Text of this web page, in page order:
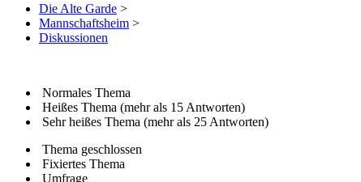
Die Alte Garde >
Mannschaftsheim >
Diskussionen
Normales Thema
Heißes Thema (mehr als 15 Antworten)
Sehr heißes Thema (mehr als 25 Antworten)
Thema geschlossen
Fixiertes Thema
Umfrage